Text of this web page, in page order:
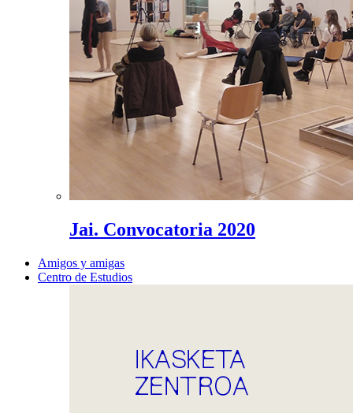
Jai. Convocatoria 2020
Amigos y amigas
Centro de Estudios